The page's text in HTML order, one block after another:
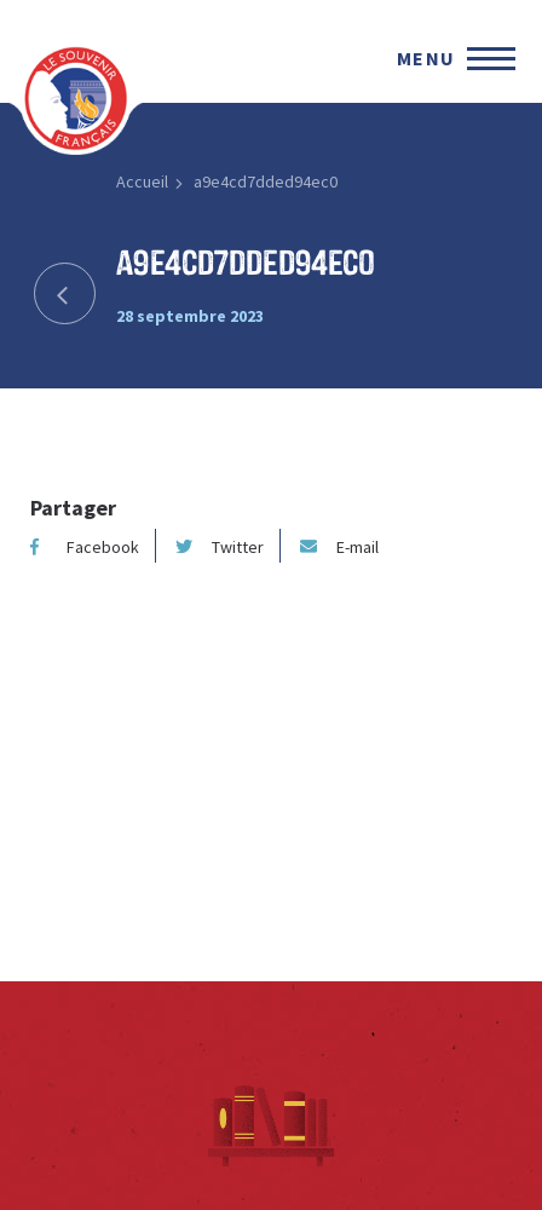
MENU
Accueil a9e4cd7dded94ec0
a9e4cd7dded94ec0
28 septembre 2023
Partager
Facebook Twitter E-mail